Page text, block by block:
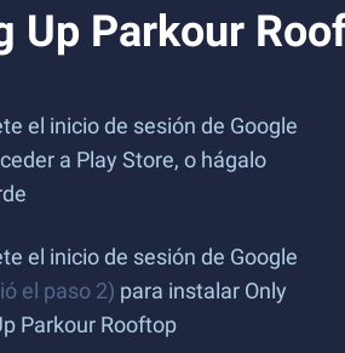
Up Parkour
el inicio de sesión de Google
a Play Store, o hágalo
el inicio de sesión de Google
el paso 2) para instalar Only
Parkour Rooftop